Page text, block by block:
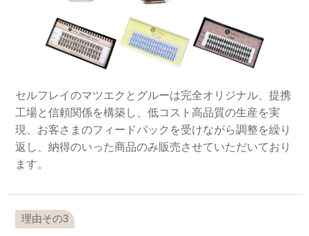
セルフレイのマツエクとグルーは完全オリジナル、提携
工場と信頼関係を構築し、低コスト高品質の生産を実
現、お客さまのフィードバックを受けながら調整を繰り
返し、納得のいった商品のみ販売させていただいており
ます。